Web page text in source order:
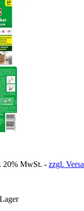
20% MwSt. - zzgl.